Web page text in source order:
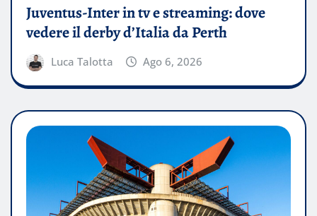
Juventus-Inter in tv e streaming: dove
vedere il derby d’Italia da Perth
Luca Talotta Ago 6, 2026